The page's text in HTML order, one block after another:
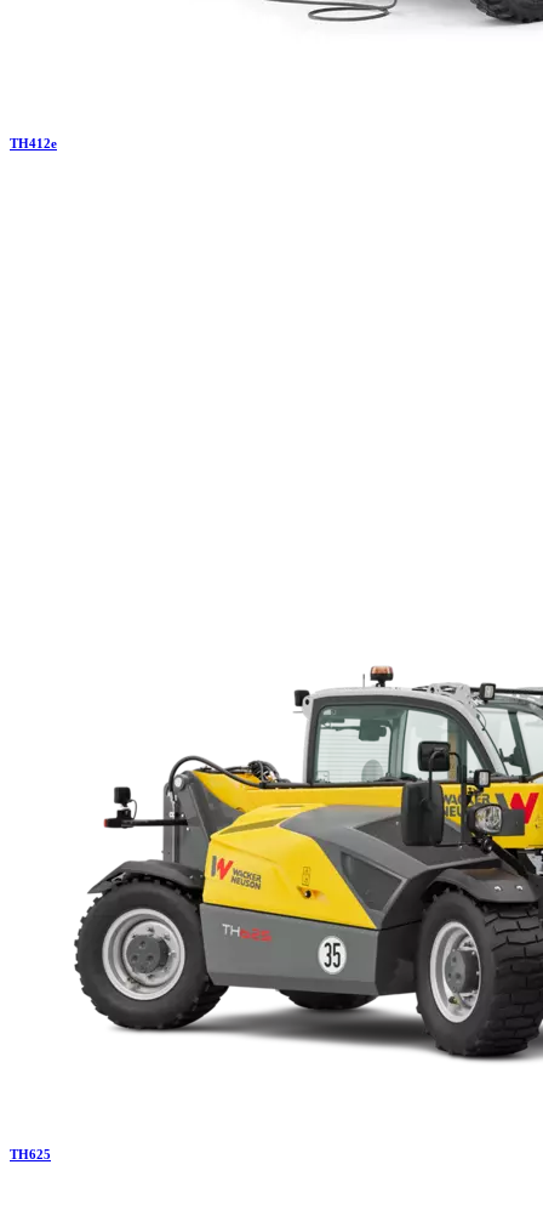
TH412e
TH625